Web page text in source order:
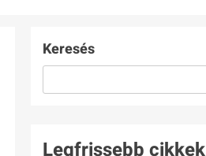
Keresés
Legfrissebb cikkek